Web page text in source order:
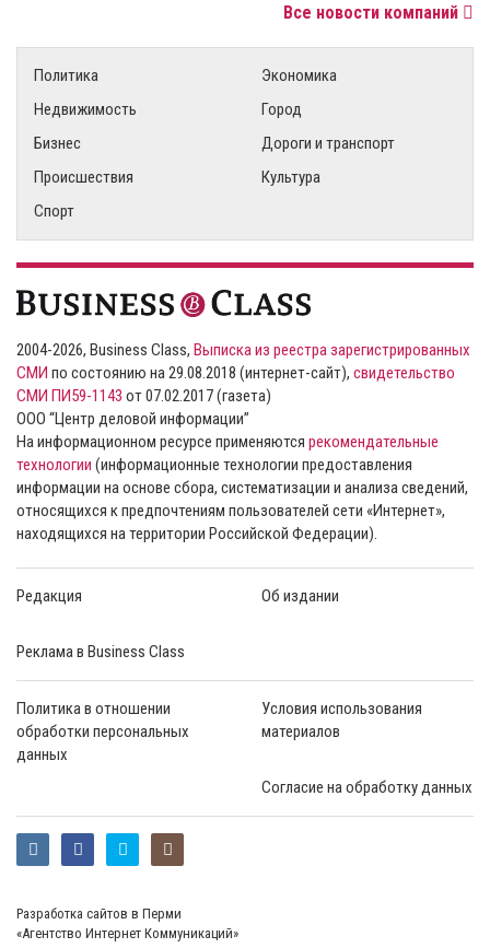
Все новости компаний
Политика
Экономика
Недвижимость
Город
Бизнес
Дороги и транспорт
Происшествия
Культура
Спорт
2004-2026, Business Class, Выписка из реестра зарегистрированных
СМИ по состоянию на 29.08.2018 (интернет-сайт), свидетельство
СМИ ПИ59-1143 от 07.02.2017 (газета)
ООО “Центр деловой информации”
На информационном ресурсе применяются рекомендательные
технологии (информационные технологии предоставления
информации на основе сбора, систематизации и анализа сведений,
относящихся к предпочтениям пользователей сети «Интернет»,
находящихся на территории Российской Федерации).
Редакция Об издании
Реклама в Business Class
Политика в отношении
обработки персональных
данных
Условия использования
материалов
Согласие на обработку данных
Разработка сайтов в Перми
«Агентство Интернет Коммуникаций»